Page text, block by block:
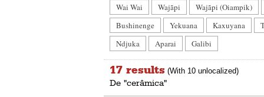
Wai Wai
Wajãpi
Wajãpi (Oiampik)
Bushinenge
Yekuana Kaxuyana
Ndjuka
Aparai Galibi
17 results (With 10 unlocalized)
De "cerâmica"